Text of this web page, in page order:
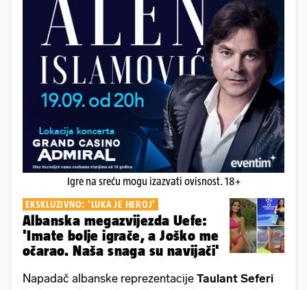
Igre na sreću mogu izazvati ovisnost. 18+
EKSKLUZIVNO: 'LUKA JE HEROJ'
Albanska megazvijezda Uefe:
'Imate bolje igrače, a Joško me
očarao. Naša snaga su navijači'
Napadač albanske reprezentacije Taulant Seferi